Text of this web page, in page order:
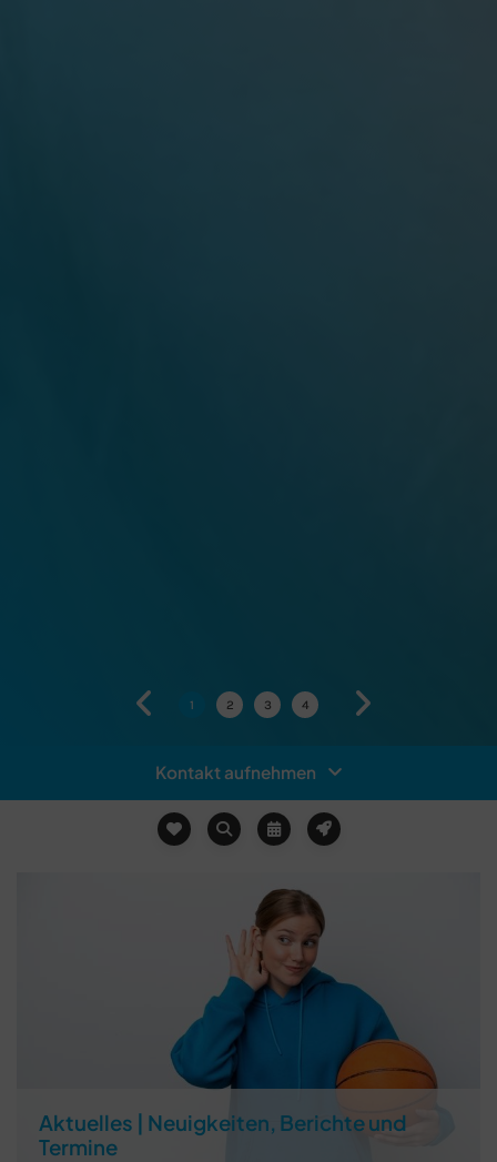
Kontakt aufnehmen
Montag bis Donnerstag: 08.30 - 11.30 Uhr
Dienstag & Mittwoch: 16.00 - 18.00 Uhr
Aktuelles | Neuigkeiten, Berichte und
Termine